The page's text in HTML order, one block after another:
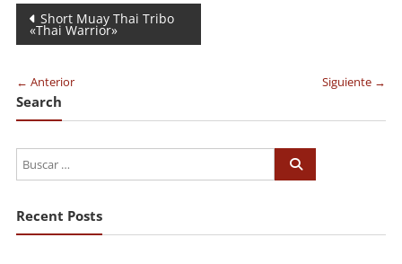
Navegación
de
entradas
Short Muay Thai Tribo
«Thai Warrior»
← Anterior Siguiente →
Search
Recent Posts